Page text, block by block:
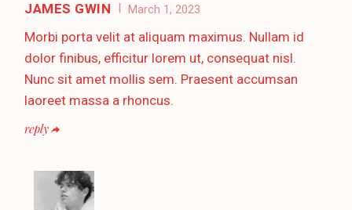
JAMES GWIN March 1, 2023
Morbi porta velit at aliquam maximus. Nullam id
dolor finibus, efficitur lorem ut, consequat nisl.
Nunc sit amet mollis sem. Praesent accumsan
laoreet massa a rhoncus.
reply